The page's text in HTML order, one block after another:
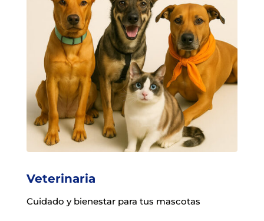
Veterinaria
Cuidado y bienestar para tus mascotas